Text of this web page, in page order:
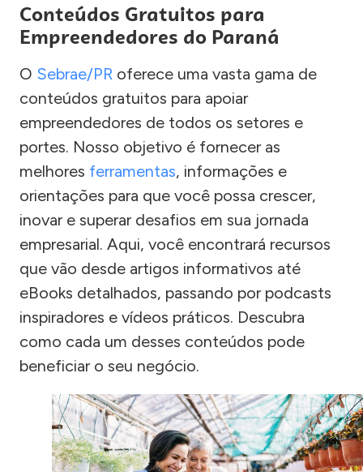
Conteúdos Gratuitos para
Empreendedores do Paraná
O Sebrae/PR oferece uma vasta gama de
conteúdos gratuitos para apoiar
empreendedores de todos os setores e
portes. Nosso objetivo é fornecer as
melhores ferramentas, informações e
orientações para que você possa crescer,
inovar e superar desafios em sua jornada
empresarial. Aqui, você encontrará recursos
que vão desde artigos informativos até
eBooks detalhados, passando por podcasts
inspiradores e vídeos práticos. Descubra
como cada um desses conteúdos pode
beneficiar o seu negócio.